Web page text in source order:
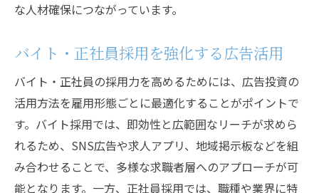
な人材確保につながっています。
バイト・正社員採用を強化する広告活用
バイト・正社員の採用力を高めるためには、広告投資の
活用方法を雇用形態ごとに最適化することがポイントで
す。バイト採用では、即効性と広範囲なリーチが求めら
れるため、SNS広告や求人アプリ、地域掲示板などを組
み合わせることで、多様な求職者層へのアプローチが可
能となります。一方、正社員採用では、職種や業界に特